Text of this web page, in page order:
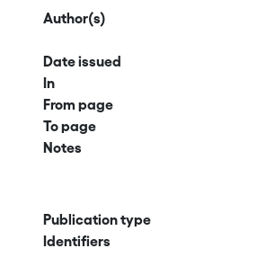
Author(s)
Date issued
In
From page
To page
Notes
Publication type
Identifiers